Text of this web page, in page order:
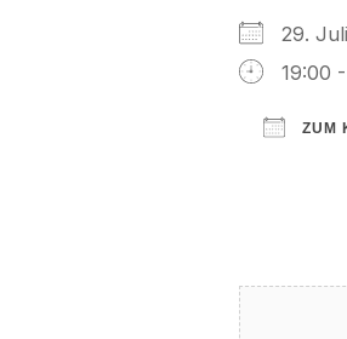
29.
19:00
ZUM